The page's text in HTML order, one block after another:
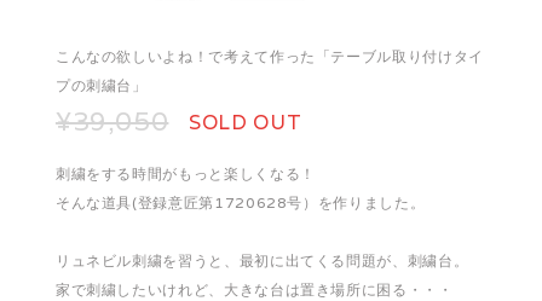
こんなの欲しいよね！で考えて作った「テーブル取り付けタイ
プの刺繍台」
¥39,050 SOLD OUT
刺繍をする時間がもっと楽しくなる！
そんな道具(登録意匠第1720628号）を作りました。
リュネビル刺繍を習うと、最初に出てくる問題が、刺繍台。
家で刺繍したいけれど、大きな台は置き場所に困る・・・